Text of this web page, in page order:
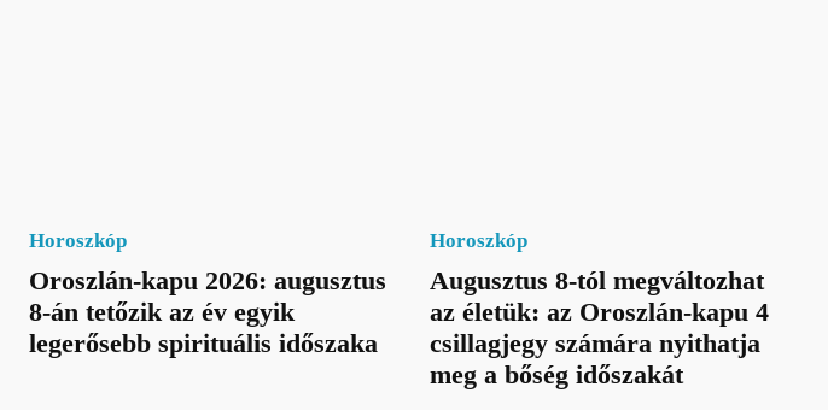
Horoszkóp
Oroszlán-kapu 2026: augusztus
8-án tetőzik az év egyik
legerősebb spirituális időszaka
Horoszkóp
Augusztus 8-tól megváltozhat
az életük: az Oroszlán-kapu 4
csillagjegy számára nyithatja
meg a bőség időszakát